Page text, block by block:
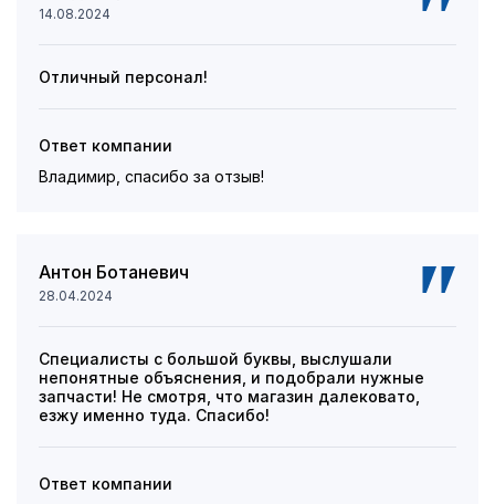
14.08.2024
Отличный персонал!
Ответ компании
Владимир, спасибо за отзыв!
Антон Ботаневич
28.04.2024
Специалисты с большой буквы, выслушали
непонятные объяснения, и подобрали нужные
запчасти! Не смотря, что магазин далековато,
езжу именно туда. Спасибо!
Ответ компании